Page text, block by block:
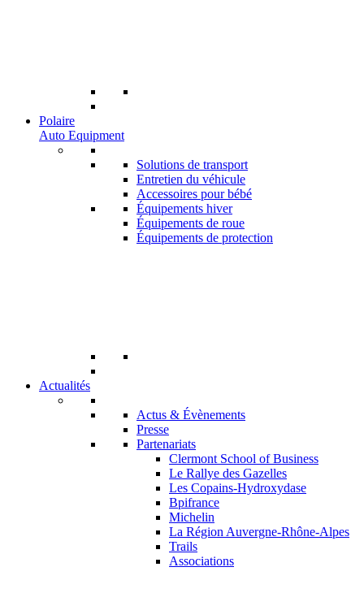
Polaire
Auto Equipment
Solutions de transport
Entretien du véhicule
Accessoires pour bébé
Équipements hiver
Équipements de roue
Équipements de protection
Actualités
Actus & Évènements
Presse
Partenariats
Clermont School of Business
Le Rallye des Gazelles
Les Copains-Hydroxydase
Bpifrance
Michelin
La Région Auvergne-Rhône-Alpes
Trails
Associations